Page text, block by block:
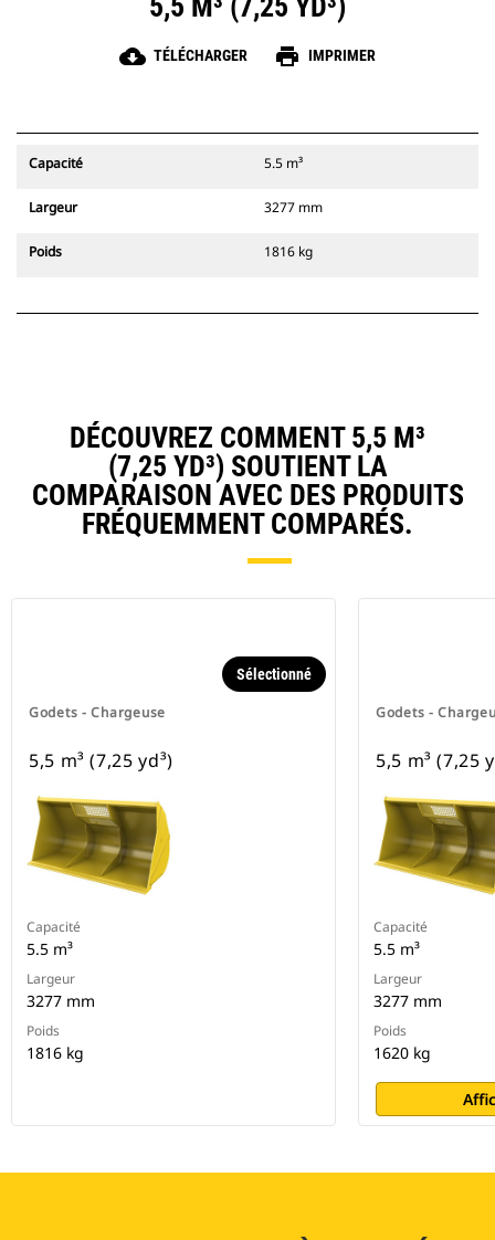
5,5 M³ (7,25 YD³)
cloud_download TÉLÉCHARGER print IMPRIMER
Capacité 5.5 m³
Largeur 3277 mm
Poids 1816 kg
DÉCOUVREZ COMMENT 5,5 M³
(7,25 YD³) SOUTIENT LA
COMPARAISON AVEC DES PRODUITS
FRÉQUEMMENT COMPARÉS.
Godets - Chargeuse
Sélectionné
5,5 m³ (7,25 yd³)
Capacité
5.5 m³
Largeur
3277 mm
Poids
1816 kg
Godets -
5,5 m³ (7,25
Capacité
5.5 m³
Largeur
3277 mm
Poids
1620 kg